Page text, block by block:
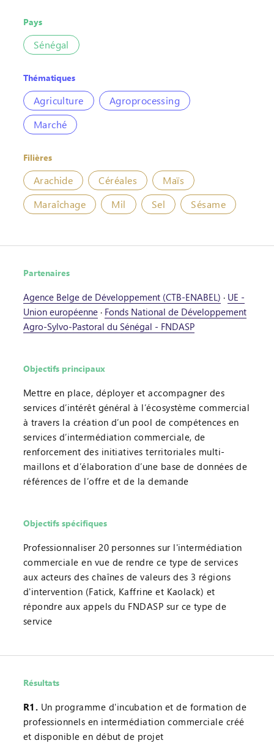
Pays
Sénégal
Thématiques
Agriculture
Agroprocessing
Marché
Filières
Arachide Céréales
Maïs
Maraîchage
Mil Sel Sésame
Partenaires
Agence Belge de Développement (CTB-ENABEL) · UE -
Union européenne· Fonds National de Développement
Agro-Sylvo-Pastoral du Sénégal - FNDASP
Objectifs principaux
Mettre en place, déployer et accompagner des
services d’intérêt général à l’écosystème commercial
à travers la création d’un pool de compétences en
services d’intermédiation commerciale, de
renforcement des initiatives territoriales multi-
maillons et d’élaboration d’une base de données de
références de l’offre et de la demande
Objectifs spécifiques
Professionnaliser 20 personnes sur l'intermédiation
commerciale en vue de rendre ce type de services
aux acteurs des chaînes de valeurs des 3 régions
d'intervention (Fatick, Kaffrine et Kaolack) et
répondre aux appels du FNDASP sur ce type de
service
Résultats
R1. Un programme d'incubation et de formation de
professionnels en intermédiation commerciale créé
et disponible en début de projet